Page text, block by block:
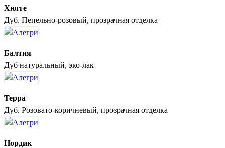
Хюгге
Дуб. Пепельно-розовый, прозрачная отделка
Балтия
Дуб натуральный, эко-лак
Терра
Дуб. Розовато-коричневый, прозрачная отделка
Нордик